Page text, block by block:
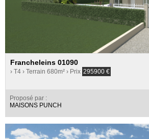
Francheleins 01090
› T4 › Terrain 680m² › Prix 295900 €
Proposé par :
MAISONS PUNCH